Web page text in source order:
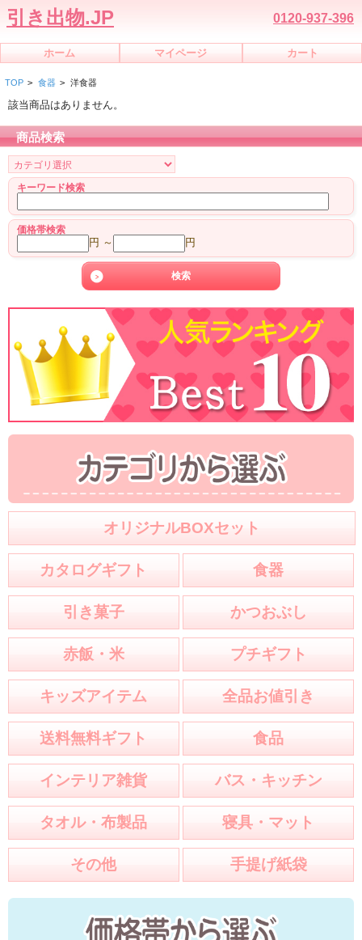
引き出物.JP 0120-937-396
ホーム マイページ カート
TOP > 食器 > 洋食器
該当商品はありません。
商品検索
キーワード検索
価格帯検索
円 ～ 円
オリジナルBOXセット
カタログギフト 食器
引き菓子 かつおぶし
赤飯・米 プチギフト
キッズアイテム 全品お値引き
送料無料ギフト 食品
インテリア雑貨 バス・キッチン
タオル・布製品 寝具・マット
その他 手提げ紙袋